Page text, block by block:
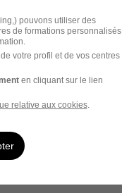
pouvons utiliser des
de formations personnalisés
votre profil et de vos centres
en cliquant sur le lien
relative aux cookies.